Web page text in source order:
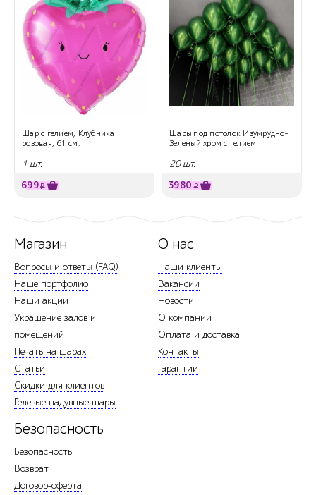
Шар с гелием, Клубника
розовая, 61 см.
1 шт.
699₽
Шары под потолок Изумрудно-
Зеленый хром с гелием
20 шт.
3980 ₽
Магазин
Вопросы и ответы (FAQ)
Наше портфолио
Наши акции
Украшение залов и
помещений
Печать на шарах
Статьи
Скидки для клиентов
Гелевые надувные шары
О нас
Наши клиенты
Вакансии
Новости
О компании
Оплата и доставка
Контакты
Гарантии
Безопасность
Безопасность
Возврат
Договор-оферта